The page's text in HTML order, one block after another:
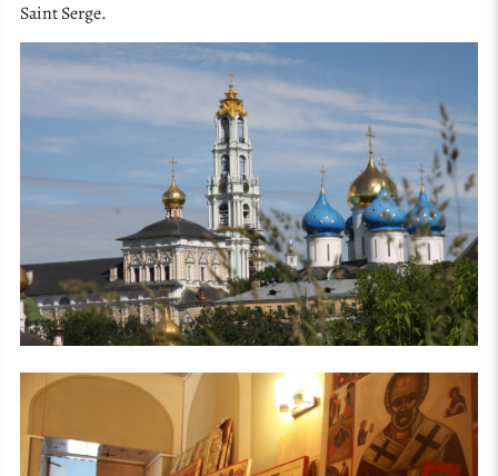
Saint Serge.